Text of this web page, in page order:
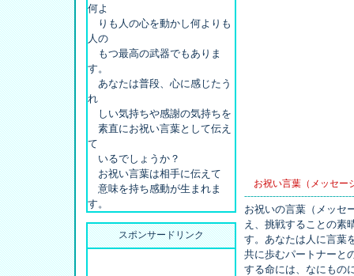
何よ
りも人の心を動かし何よりも
人の
もつ最高の武器でもありま
す。
あなたは普段、心に感じたう
れ
しい気持ちや感謝の気持ちを
素直にお祝い言葉として伝え
て
いるでしょうか？
お祝い言葉は相手に伝えて
意味を持ち感動が生まれま
す。
スポンサードリンク
お祝い言葉（メッセー
お祝いの言葉（メッセ
え、挑戦することの素
す。あなたは人に言葉
共に歩むパートナーと
する命には、なにもの